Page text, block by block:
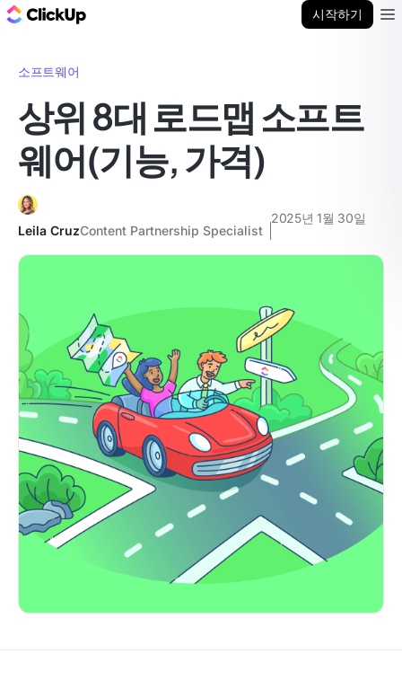
시작하기
소프트웨어
상위 8대 로드맵 소프트
웨어(기능, 가격)
Leila CruzContent Partnership Specialist
2025년 1월 30일